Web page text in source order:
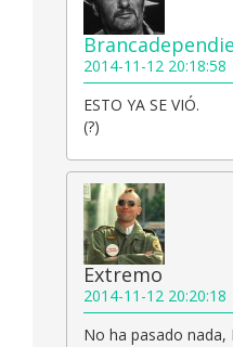
2014-11-12 20:18:58
ESTO YA SE VIÓ.
(?)
Extremo
2014-11-12 20:20:18
No ha pasado nada,